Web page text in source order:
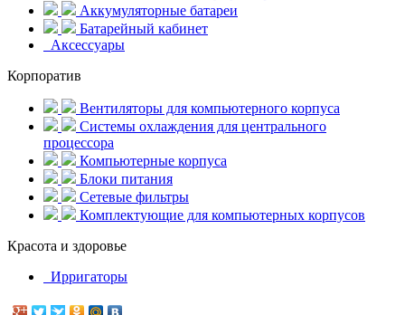
Аккумуляторные батареи
Батарейный кабинет
Аксессуары
Корпоратив
Вентиляторы для компьютерного корпуса
Системы охлаждения для центрального
процессора
Компьютерные корпуса
Блоки питания
Сетевые фильтры
Комплектующие для компьютерных корпусов
Красота и здоровье
Ирригаторы